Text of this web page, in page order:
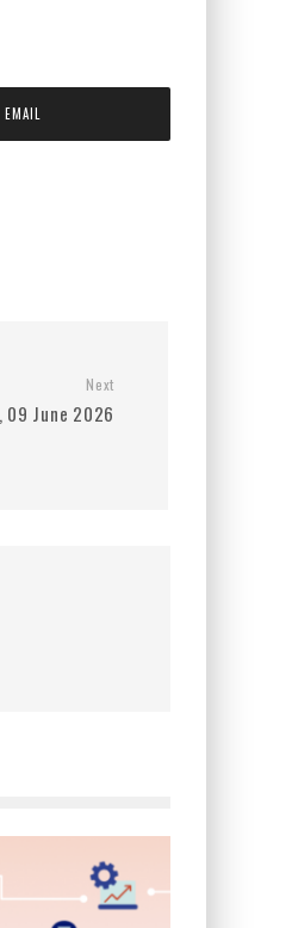
EMAIL
Next
June 2026